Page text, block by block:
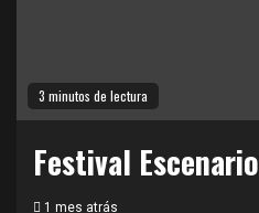
3 minutos de lectura
Festival Escenario
1 mes atrás